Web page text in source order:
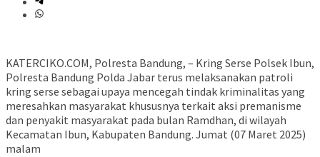
KATERCIKO.COM, Polresta Bandung, – Kring Serse Polsek Ibun,
Polresta Bandung Polda Jabar terus melaksanakan patroli
kring serse sebagai upaya mencegah tindak kriminalitas yang
meresahkan masyarakat khususnya terkait aksi premanisme
dan penyakit masyarakat pada bulan Ramdhan, di wilayah
Kecamatan Ibun, Kabupaten Bandung. Jumat (07 Maret 2025)
malam